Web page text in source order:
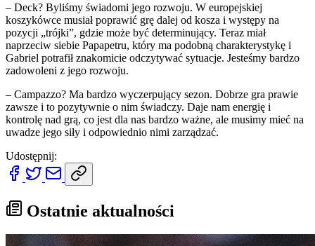
– Deck? Byliśmy świadomi jego rozwoju. W europejskiej
koszykówce musiał poprawić grę dalej od kosza i występy na
pozycji „trójki”, gdzie może być determinujący. Teraz miał
naprzeciw siebie Papapetru, który ma podobną charakterystykę i
Gabriel potrafił znakomicie odczytywać sytuacje. Jesteśmy bardzo
zadowoleni z jego rozwoju.
– Campazzo? Ma bardzo wyczerpujący sezon. Dobrze gra prawie
zawsze i to pozytywnie o nim świadczy. Daje nam energię i
kontrolę nad grą, co jest dla nas bardzo ważne, ale musimy mieć na
uwadze jego siły i odpowiednio nimi zarządzać.
Udostępnij:
Ostatnie aktualności